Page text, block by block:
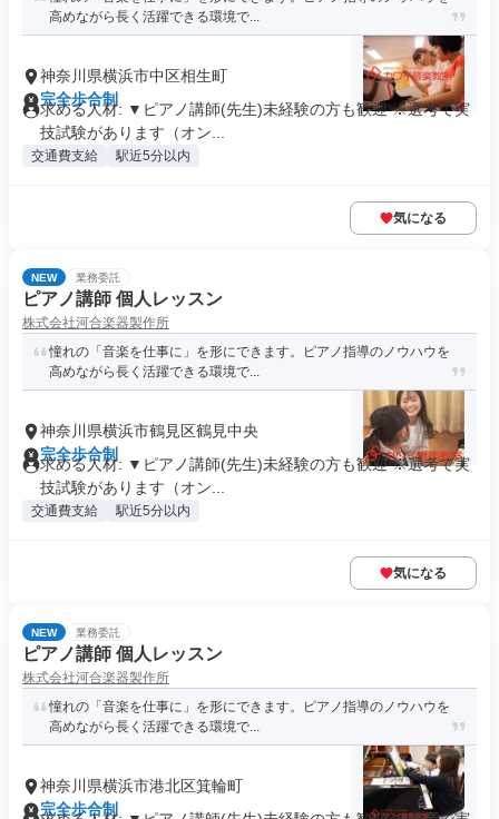
高めながら長く活躍できる環境で...
神奈川県横浜市中区相生町
完全歩合制
求める人材: ▼ピアノ講師(先生)未経験の方も歓迎 ※選考で実
技試験があります（オン...
交通費支給 駅近5分以内
気になる
NEW 業務委託
ピアノ講師 個人レッスン
株式会社河合楽器製作所
憧れの「音楽を仕事に」を形にできます。ピアノ指導のノウハウを
高めながら長く活躍できる環境で...
神奈川県横浜市鶴見区鶴見中央
完全歩合制
求める人材: ▼ピアノ講師(先生)未経験の方も歓迎 ※選考で実
技試験があります（オン...
交通費支給 駅近5分以内
気になる
NEW 業務委託
ピアノ講師 個人レッスン
株式会社河合楽器製作所
憧れの「音楽を仕事に」を形にできます。ピアノ指導のノウハウを
高めながら長く活躍できる環境で...
神奈川県横浜市港北区箕輪町
完全歩合制